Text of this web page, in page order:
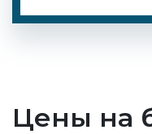
Цены на